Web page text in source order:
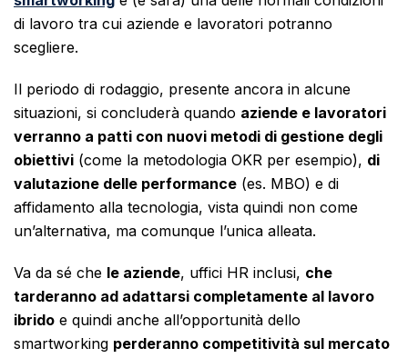
di lavoro tra cui aziende e lavoratori potranno
scegliere.
Il periodo di rodaggio, presente ancora in alcune
situazioni, si concluderà quando aziende e lavoratori
verranno a patti con nuovi metodi di gestione degli
obiettivi (come la metodologia OKR per esempio), di
valutazione delle performance (es. MBO) e di
affidamento alla tecnologia, vista quindi non come
un’alternativa, ma comunque l’unica alleata.
Va da sé che le aziende, uffici HR inclusi, che
tarderanno ad adattarsi completamente al lavoro
ibrido e quindi anche all’opportunità dello
smartworking perderanno competitività sul mercato